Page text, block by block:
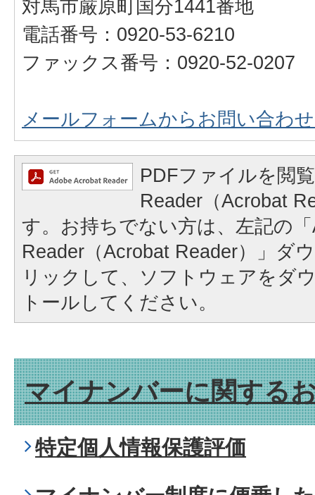
対馬市厳原町国分1441番地
電話番号：0920-53-6210
ファックス番号：0920-52-0207
メールフォームからお問い合わ
PDFファイルを閲
Reader（Acrobat
す。お持ちでない方は、左記の
Reader（Acrobat Reader）」ダ
リックして、ソフトウェアをダ
トールしてください。
マイナンバーに関する
特定個人情報保護評価